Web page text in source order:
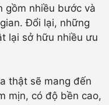
gồm nhiều bước và
Đổi lại, những
lại sở hữu nhiều ưu
thật sẽ mang đến
mịn, có độ bền cao,